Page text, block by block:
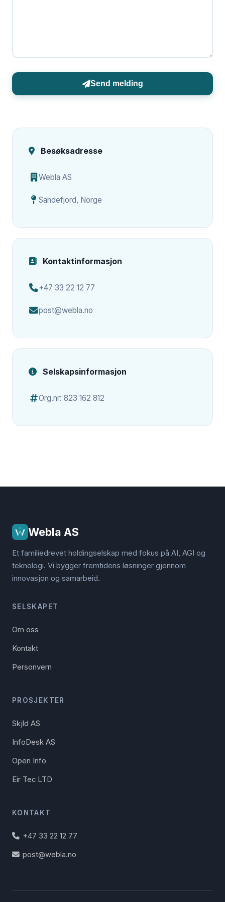
Send melding
Besøksadresse
Webla AS
Sandefjord, Norge
Kontaktinformasjon
+47 33 22 12 77
post@webla.no
Selskapsinformasjon
Org.nr: 823 162 812
Webla AS
Et familiedrevet holdingselskap med fokus på AI, AGI og
teknologi. Vi bygger fremtidens løsninger gjennom
innovasjon og samarbeid.
SELSKAPET
Om oss
Kontakt
Personvern
PROSJEKTER
Skjld AS
InfoDesk AS
Open Info
Eir Tec LTD
KONTAKT
+47 33 22 12 77
post@webla.no